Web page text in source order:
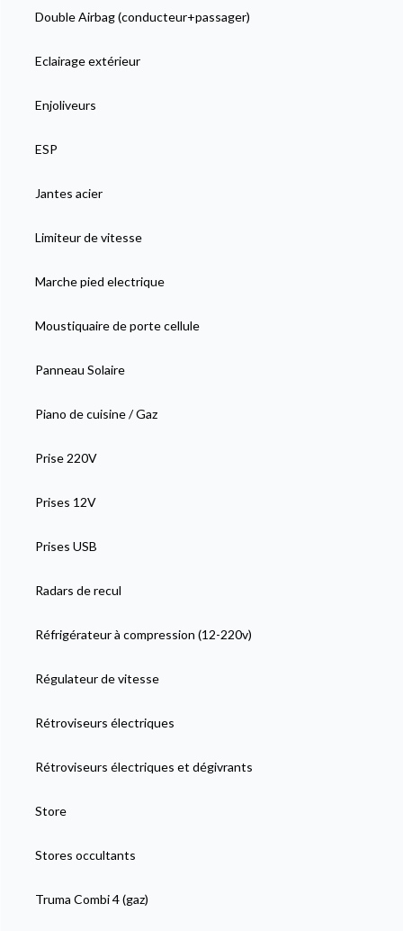
Double Airbag (conducteur+passager)
Eclairage extérieur
Enjoliveurs
ESP
Jantes acier
Limiteur de vitesse
Marche pied electrique
Moustiquaire de porte cellule
Panneau Solaire
Piano de cuisine / Gaz
Prise 220V
Prises 12V
Prises USB
Radars de recul
Réfrigérateur à compression (12-220v)
Régulateur de vitesse
Rétroviseurs électriques
Rétroviseurs électriques et dégivrants
Store
Stores occultants
Truma Combi 4 (gaz)